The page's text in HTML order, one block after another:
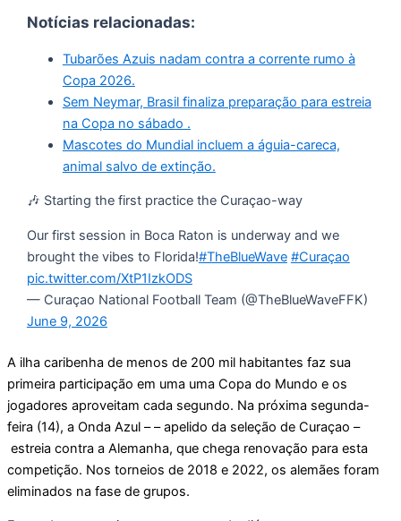
Notícias relacionadas:
Tubarões Azuis nadam contra a corrente rumo à
Copa 2026.
Sem Neymar, Brasil finaliza preparação para estreia
na Copa no sábado .
Mascotes do Mundial incluem a águia-careca,
animal salvo de extinção.
🎶 Starting the first practice the Curaçao-way
Our first session in Boca Raton is underway and we
brought the vibes to Florida!#TheBlueWave #Curaçao
pic.twitter.com/XtP1IzkODS
— Curaçao National Football Team (@TheBlueWaveFFK)
June 9, 2026
A ilha caribenha de menos de 200 mil habitantes faz sua
primeira participação em uma uma Copa do Mundo e os
jogadores aproveitam cada segundo. Na próxima segunda-
feira (14), a Onda Azul – – apelido da seleção de Curaçao –
estreia contra a Alemanha, que chega renovação para esta
competição. Nos torneios de 2018 e 2022, os alemães foram
eliminados na fase de grupos.